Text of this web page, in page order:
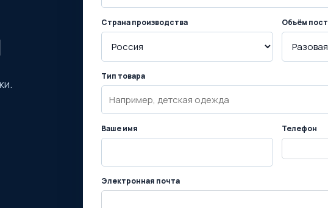
Страна производства Объём
Тип товара
Ваше имя Телефон
Электронная почта